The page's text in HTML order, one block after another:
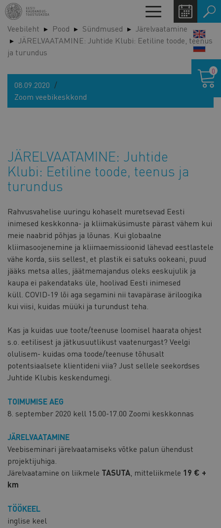
Liigu
edasi
põhisisu
juurde
Toggle
navigation
Veebileht Pood Sündmused
Järelvaatamine
JÄRELVAATAMINE: Juhtide Klubi: Eetiline toode, teenus
ja turundus
08.09.2020
Zoom veebikeskkond
JÄRELVAATAMINE: Juhtide
Klubi: Eetiline toode, teenus ja
turundus
Rahvusvahelise uuringu kohaselt muretsevad Eesti
inimesed keskkonna- ja kliimaküsimuste pärast vähem kui
meie naabrid põhjas ja lõunas. Kui globaalne
kliimasoojenemine ja kliimaemissioonid lähevad eestlastele
vähe korda, siis sellest, et plastik ei satuks ookeani, puud
jääks metsa alles, jäätmemajandus oleks eeskujulik ja
kaupa ei pakendataks üle, hoolivad Eesti inimesed
küll. COVID-19 lõi aga segamini nii tavapärase äriloogika
kui viisi, kuidas müüki ja turundust teha.
Kas ja kuidas uue toote/teenuse loomisel haarata ohjest
s.o. eetilisest ja jätkusuutlikust vaatenurgast? Veelgi
olulisem- kuidas oma toode/teenuse tõhusalt
potentsiaalsete klientideni viia? Just sellele seekordses
Juhtide Klubis keskendumegi.
TOIMUMISE AEG
8. september 2020 kell 15.00-17.00 Zoomi keskkonnas
JÄRELVAATAMINE
Veebiseminari järelvaatamiseks võtke palun ühendust
projektijuhiga.
Järelvaatamine on liikmele TASUTA , mitteliikmele 19 € +
km
TÖÖKEEL
inglise keel
0